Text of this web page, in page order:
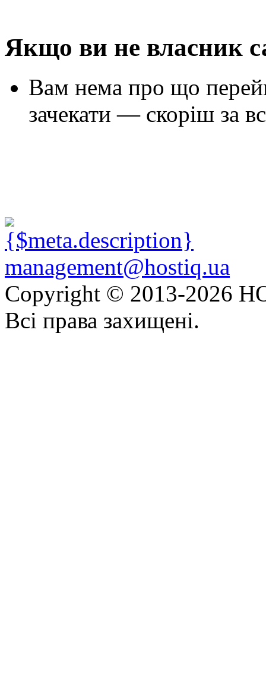
Якщо ви не власник
Вам нема про що
зачекати — скоріш за
management@hostiq.ua
Copyright © 2013-2026
Всі права захищені.